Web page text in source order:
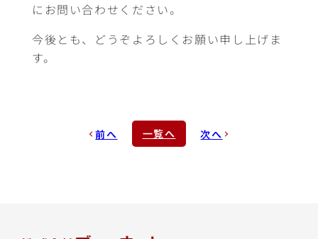
にお問い合わせください。
今後とも、どうぞよろしくお願い申し上げま
す。
前へ 一覧へ 次へ